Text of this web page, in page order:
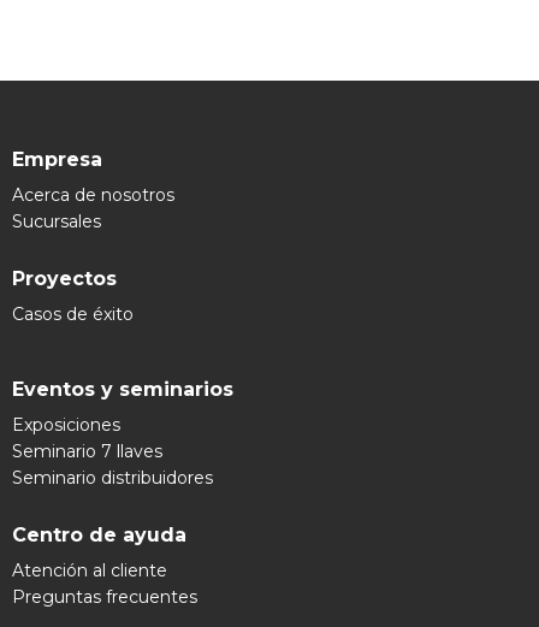
Empresa
Acerca de nosotros
Sucursales
Proyectos
Casos de éxito
Eventos y seminarios
Exposiciones
Seminario 7 llaves
Seminario distribuidores
Centro de ayuda
Atención al cliente
Preguntas frecuentes